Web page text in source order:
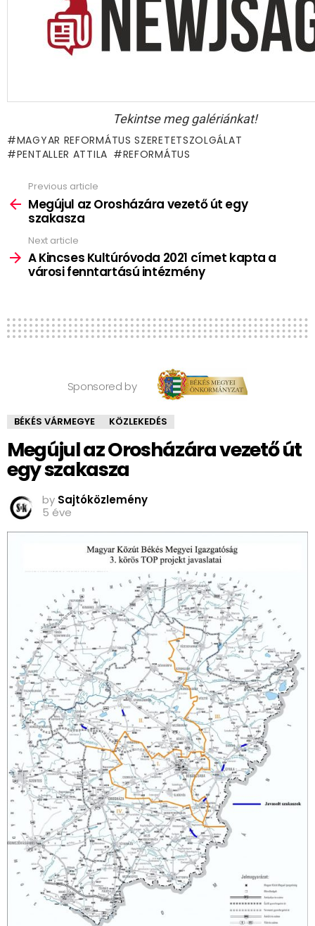
Tekintse meg galériánkat!
MAGYAR REFORMÁTUS SZERETETSZOLGÁLAT
PENTALLER ATTILA
REFORMÁTUS
more
Previous article
Megújul az Orosházára vezető út egy
szakasza
Next article
A Kincses Kultúróvoda 2021 címet kapta a
városi fenntartású intézmény
Sponsored by
BÉKÉS VÁRMEGYE KÖZLEKEDÉS
Megújul az Orosházára vezető út
egy szakasza
by Sajtóközlemény
5 éve